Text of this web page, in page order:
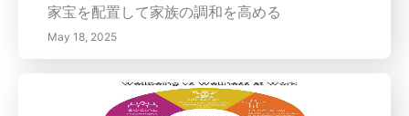
できます。今日、これらの美しく実用的な要素
を意識的にあなたのデコレーションに取り入れ
て、ひとつの家を変容させましょう。効果的な
風水の実践を通じてスペースを最適化するため
のヒントを得るために、私たちの追加リソース
家宝を配置して家族の調和を高める
May 18, 2025